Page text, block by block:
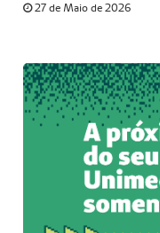
27 de Maio de 2026